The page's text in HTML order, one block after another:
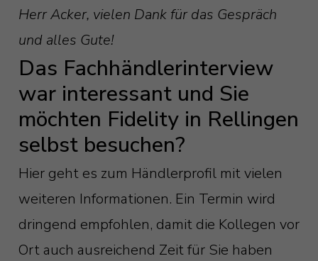
Herr Acker, vielen Dank für das Gespräch
und alles Gute!
Das Fachhändlerinterview
war interessant und Sie
möchten Fidelity in Rellingen
selbst besuchen?
Hier geht es zum Händlerprofil mit vielen
weiteren Informationen. Ein Termin wird
dringend empfohlen, damit die Kollegen vor
Ort auch ausreichend Zeit für Sie haben